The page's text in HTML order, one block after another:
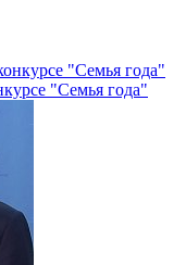
"Семья года"